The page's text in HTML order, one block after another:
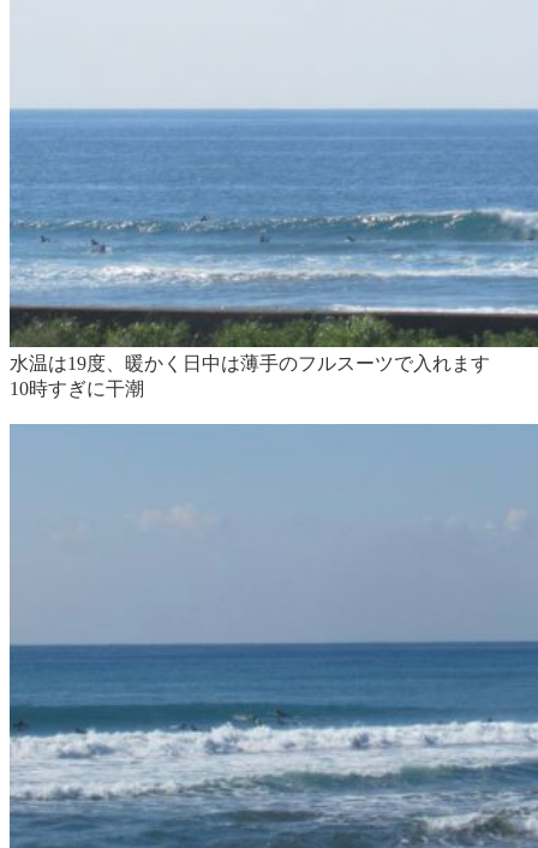
水温は19度、暖かく日中は薄手のフルスーツで入れます
10時すぎに干潮